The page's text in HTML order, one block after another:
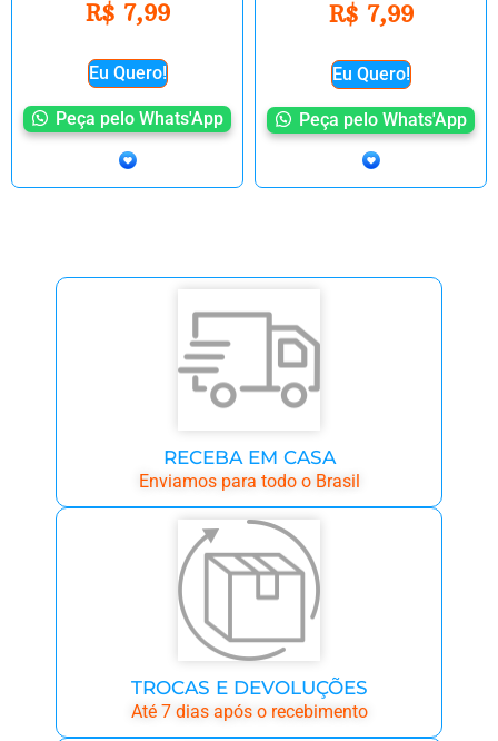
R$7,99
Eu Quero!
Peça pelo Whats'App
R$7,99
Eu Quero!
Peça pelo Whats'App
RECEBA EM CASA
Enviamos para todo o Brasil
TROCAS E DEVOLUÇÕES
Até 7 dias após o recebimento